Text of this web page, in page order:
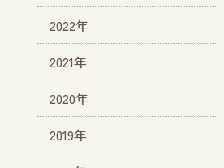
2022年
2021年
2020年
2019年